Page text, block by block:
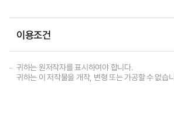
이용조건
귀하는 원저작자를 표시하여야 합니다.
귀하는 이 저작물을 개작, 변형 또는 가공할 수 없습